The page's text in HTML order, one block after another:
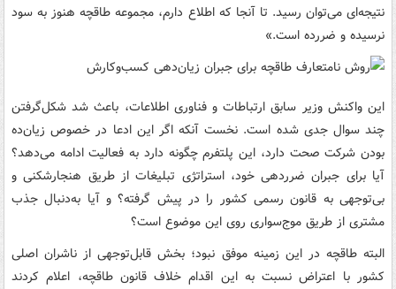
نتیجه‌ای می‌توان رسید. تا آنجا که اطلاع دارم، مجموعه طاقچه هنوز به سود
نرسیده و ضررده است.»
این واکنش وزیر سابق ارتباطات و فناوری اطلاعات، باعث شد شکل‌گرفتن
چند سوال جدی شده است. نخست آنکه اگر این ادعا در خصوص زیان‌ده
بودن شرکت صحت دارد، این پلتفرم چگونه دارد به فعالیت ادامه می‌دهد؟
آیا برای جبران ضرردهی خود، استراتژی تبلیغات از طریق هنجارشکنی و
بی‌توجهی به قانون رسمی کشور را در پیش گرفته؟ و آیا به‌دنبال جذب
مشتری از طریق موج‌سواری روی این موضوع است؟
البته طاقچه در این زمینه موفق نبود؛ بخش قابل‌توجهی از ناشران اصلی
کشور با اعتراض نسبت به این اقدام خلاف قانون طاقچه، اعلام کردند